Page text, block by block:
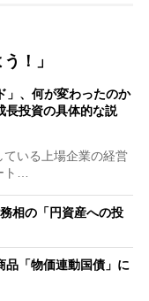
！」
」、何が変わったのか
投資の具体的な説
いる上場企業の経営
ト…
相の「円資産への投
品「物価連動国債」に